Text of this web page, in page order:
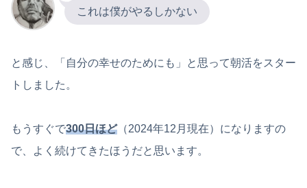
これは僕がやるしかない
と感じ、「自分の幸せのためにも」と思って朝活をスター
トしました。
もうすぐで300日ほど（2024年12月現在）になりますの
で、よく続けてきたほうだと思います。